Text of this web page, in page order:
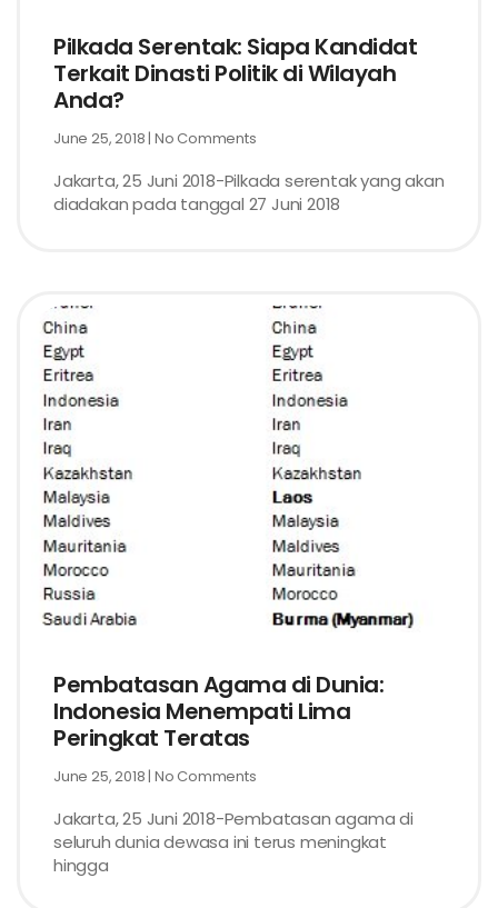
Pilkada Serentak: Siapa Kandidat
Terkait Dinasti Politik di Wilayah
Anda?
June 25, 2018 No Comments
Jakarta, 25 Juni 2018-Pilkada serentak yang akan
diadakan pada tanggal 27 Juni 2018
Pembatasan Agama di Dunia:
Indonesia Menempati Lima
Peringkat Teratas
June 25, 2018 No Comments
Jakarta, 25 Juni 2018-Pembatasan agama di
seluruh dunia dewasa ini terus meningkat
hingga